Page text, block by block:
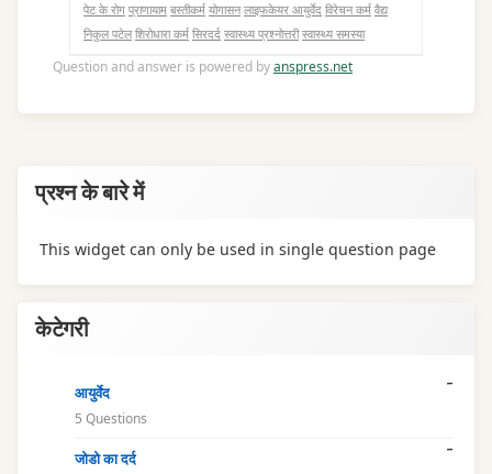
पेट के रोग प्राणायाम बस्तीकर्म योगासन लाइफकेयर आयुर्वेद विरेचन कर्म वैद्य
निकुल पटेल शिरोधारा कर्म सिरदर्द स्वास्थ्य प्रश्नोत्तरी स्वास्थ्य समस्या
Question and answer is powered byanspress.net
प्रश्न के बारे में
This widget can only be used in single question page
केटेगरी
आयुर्वेद
5 Questions
जोडो का दर्द